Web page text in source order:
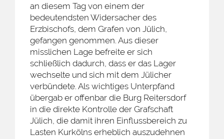
an diesem Tag von einem der
bedeutendsten Widersacher des
Erzbischofs, dem Grafen von Jülich,
gefangen genommen. Aus dieser
misslichen Lage befreite er sich
schließlich dadurch, dass er das Lager
wechselte und sich mit dem Jülicher
verbündete. Als wichtiges Unterpfand
übergab er offenbar die Burg Reitersdorf
in die direkte Kontrolle der Grafschaft
Jülich, die damit ihren Einflussbereich zu
Lasten Kurkölns erheblich auszudehnen